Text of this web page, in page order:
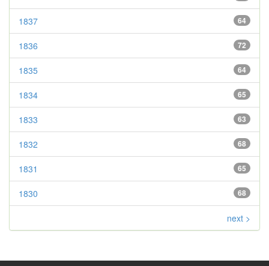
64
1837
72
1836
64
1835
65
1834
63
1833
68
1832
65
1831
68
1830
next >